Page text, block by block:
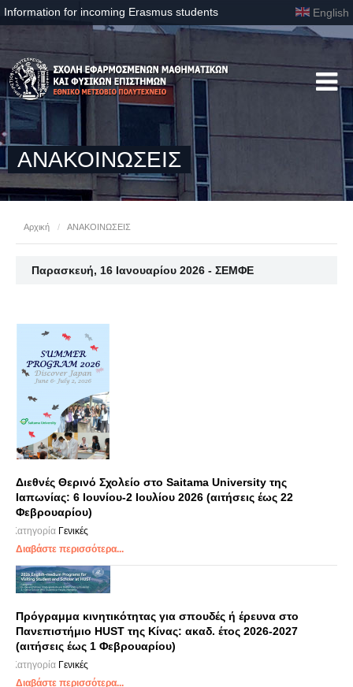
Information for incoming Erasmus students English
ΑΝΑΚΟΙΝΩΣΕΙΣ
Αρχική / ΑΝΑΚΟΙΝΩΣΕΙΣ
Παρασκευή, 16 Ιανουαρίου 2026 - ΣΕΜΦΕ
Διεθνές Θερινό Σχολείο στο Saitama University της
Ιαπωνίας: 6 Ιουνίου-2 Ιουλίου 2026 (αιτήσεις έως 22
Φεβρουαρίου)
Κατηγορία Γενικές
Διαβάστε περισσότερα...
Πρόγραμμα κινητικότητας για σπουδές ή έρευνα στο
Πανεπιστήμιο HUST της Κίνας: ακαδ. έτος 2026-2027
(αιτήσεις έως 1 Φεβρουαρίου)
Κατηγορία Γενικές
Διαβάστε περισσότερα...